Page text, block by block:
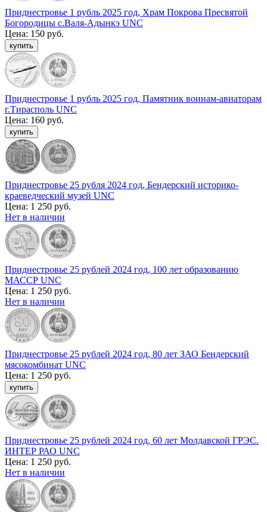
Приднестровье 1 рубль 2025 год, Храм Покрова Пресвятой
Богородицы с.Валя-Адынкэ UNC
Цена: 150 руб.
Приднестровье 1 рубль 2025 год, Памятник воинам-авиаторам
г.Тирасполь UNC
Цена: 160 руб.
Приднестровье 25 рубля 2024 год, Бендерский историко-
краеведческий музей UNC
Цена: 1 250 руб.
Нет в наличии
Приднестровье 25 рублей 2024 год, 100 лет образованию
МАССР UNC
Цена: 1 250 руб.
Нет в наличии
Приднестровье 25 рублей 2024 год, 80 лет ЗАО Бендерский
мясокомбинат UNC
Цена: 1 250 руб.
Приднестровье 25 рублей 2024 год, 60 лет Молдавской ГРЭС.
ИНТЕР РАО UNC
Цена: 1 250 руб.
Нет в наличии